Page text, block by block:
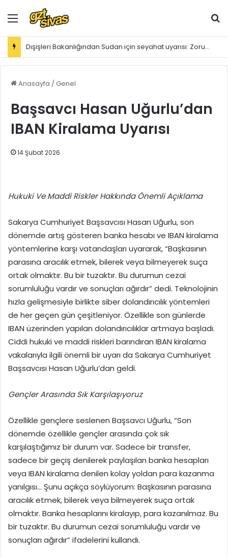
Menü
Dışişleri Bakanlığından Sudan için seyahat uyarısı: Zorunlu değilse gitmeyin
Anasayfa / Genel
Başsavcı Hasan Uğurlu’dan
IBAN Kiralama Uyarısı
14 Şubat 2026
Hukuki Ve Maddi Riskler Hakkında Önemli Açıklama
Sakarya Cumhuriyet Başsavcısı Hasan Uğurlu, son
dönemde artış gösteren banka hesabı ve IBAN kiralama
yöntemlerine karşı vatandaşları uyararak, “Başkasının
parasına aracılık etmek, bilerek veya bilmeyerek suça
ortak olmaktır. Bu bir tuzaktır. Bu durumun cezai
sorumluluğu vardır ve sonuçları ağırdır” dedi. Teknolojinin
hızla gelişmesiyle birlikte siber dolandırıcılık yöntemleri
de her geçen gün çeşitleniyor. Özellikle son günlerde
IBAN üzerinden yapılan dolandırıcılıklar artmaya başladı.
Ciddi hukuki ve maddi riskleri barındıran IBAN kiralama
vakalarıyla ilgili önemli bir uyarı da Sakarya Cumhuriyet
Başsavcısı Hasan Uğurlu’dan geldi.
Gençler Arasında Sık Karşılaşıyoruz
Özellikle gençlere seslenen Başsavcı Uğurlu, “Son
dönemde özellikle gençler arasında çok sık
karşılaştığımız bir durum var. Sadece bir transfer,
sadece bir geçiş denilerek paylaşılan banka hesapları
veya IBAN kiralama denilen kolay yoldan para kazanma
yanılgısı… Şunu açıkça söylüyorum: Başkasının parasına
aracılık etmek, bilerek veya bilmeyerek suça ortak
olmaktır. Banka hesaplarını kiralayıp, para kazanılmaz. Bu
bir tuzaktır. Bu durumun cezai sorumluluğu vardır ve
sonuçları ağırdır” ifadelerini kullandı.